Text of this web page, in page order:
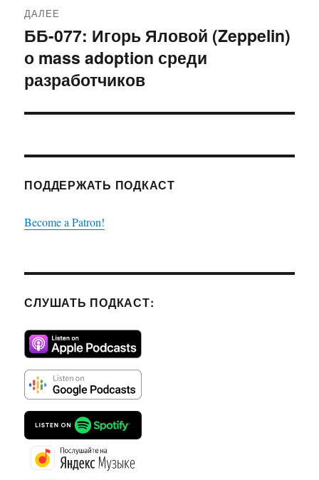
ДАЛЕЕ
Следующая
запись:
ББ-077: Игорь Яловой (Zeppelin)
о mass adoption среди
разработчиков
ПОДДЕРЖАТЬ ПОДКАСТ
Become a Patron!
СЛУШАТЬ ПОДКАСТ: